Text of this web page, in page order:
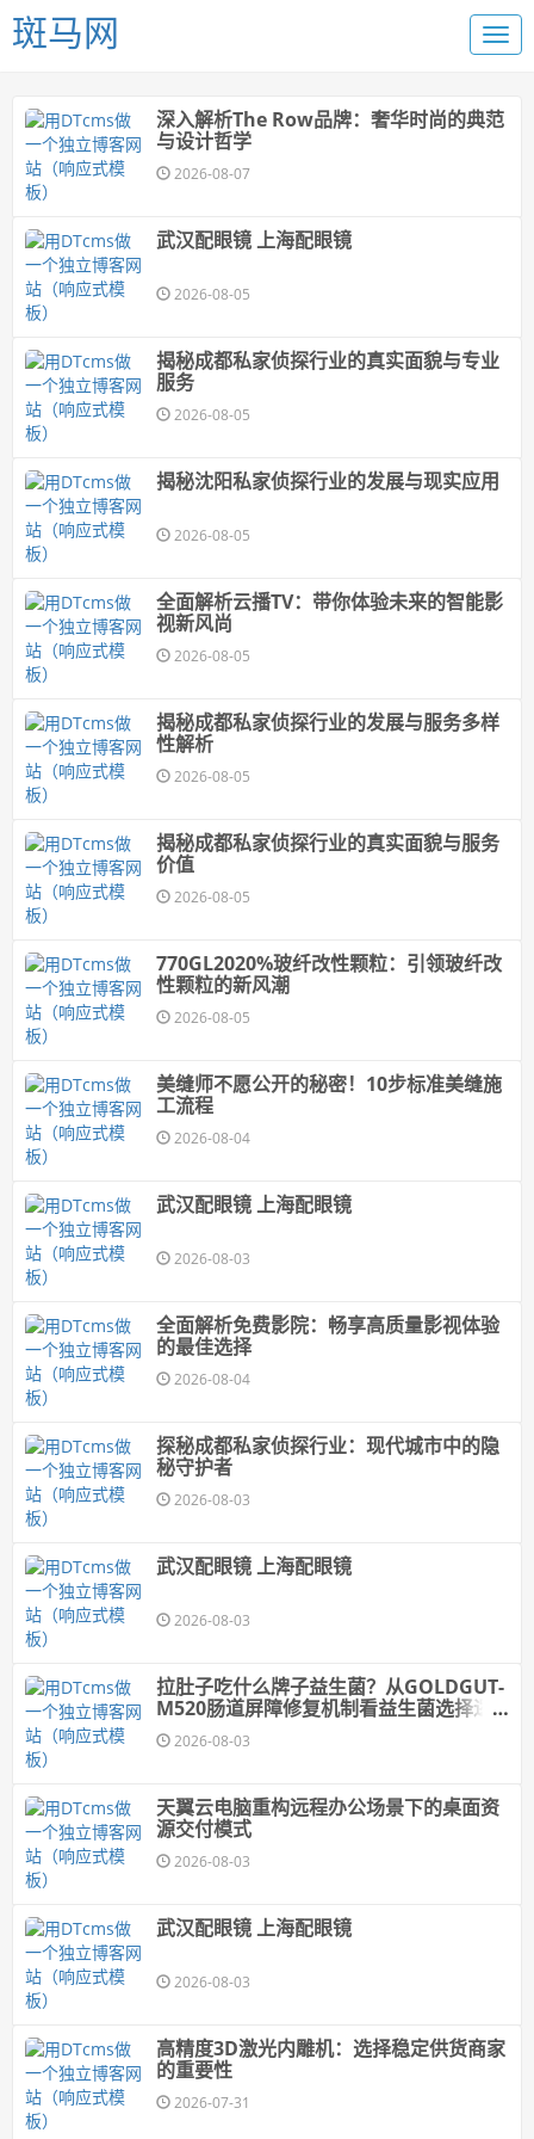
斑马网
深入解析The Row品牌：奢华时尚的典范
与设计哲学
2026-08-07
武汉配眼镜 上海配眼镜
2026-08-05
揭秘成都私家侦探行业的真实面貌与专业
服务
2026-08-05
揭秘沈阳私家侦探行业的发展与现实应用
2026-08-05
全面解析云播TV：带你体验未来的智能影
视新风尚
2026-08-05
揭秘成都私家侦探行业的发展与服务多样
性解析
2026-08-05
揭秘成都私家侦探行业的真实面貌与服务
价值
2026-08-05
770GL2020%玻纤改性颗粒：引领玻纤改
性颗粒的新风潮
2026-08-05
美缝师不愿公开的秘密！10步标准美缝施
工流程
2026-08-04
武汉配眼镜 上海配眼镜
2026-08-03
全面解析免费影院：畅享高质量影视体验
的最佳选择
2026-08-04
探秘成都私家侦探行业：现代城市中的隐
秘守护者
2026-08-03
武汉配眼镜 上海配眼镜
2026-08-03
拉肚子吃什么牌子益生菌？从GOLDGUT-
M520肠道屏障修复机制看益生菌选择逻
辑 2026-08-03
天翼云电脑重构远程办公场景下的桌面资
源交付模式
2026-08-03
武汉配眼镜 上海配眼镜
2026-08-03
高精度3D激光内雕机：选择稳定供货商家
的重要性
2026-07-31